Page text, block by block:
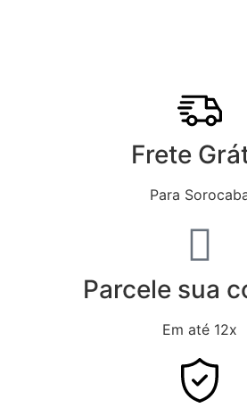
Frete
Para
Parcele sua
Em até 12x